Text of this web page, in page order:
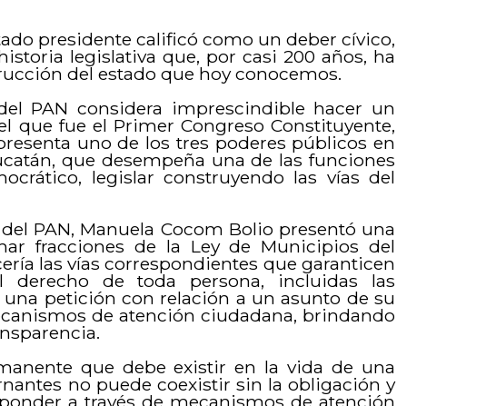
presidente calificó como un deber cívico,
legislativa que, por casi 200 años, ha
del estado que hoy conocemos.
PAN considera imprescindible hacer un
que fue el Primer Congreso Constituyente,
uno de los tres poderes públicos en
que desempeña una de las funciones
legislar construyendo las vías del
PAN, Manuela Cocom Bolio presentó una
fracciones de la Ley de Municipios del
las vías correspondientes que garanticen
derecho de toda persona, incluidas las
petición con relación a un asunto de su
de atención ciudadana, brindando
que debe existir en la vida de una
no puede coexistir sin la obligación y